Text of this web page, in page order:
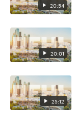
20:54
20:01
25:12